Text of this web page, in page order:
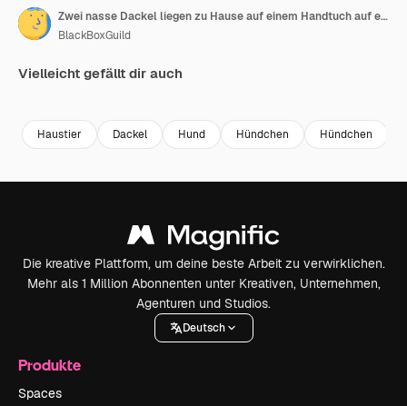
Zwei nasse Dackel liegen zu Hause auf einem Handtuch auf einem braunen Sessel
BlackBoxGuild
Vielleicht gefällt dir auch
Haustier Dackel Hund Hündchen Hündchen
Die kreative Plattform, um deine beste Arbeit zu verwirklichen.
Mehr als 1 Million Abonnenten unter Kreativen, Unternehmen,
Agenturen und Studios.
Deutsch
Produkte
Spaces